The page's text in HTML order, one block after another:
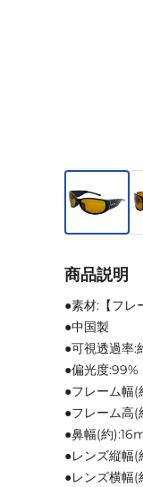
商品説明
●素材:【フレ
●中国製
●可視透過率:
●偏光度:99%
●フレーム幅
●フレーム高
●鼻幅(約
●レンズ縦幅
●レンズ横幅